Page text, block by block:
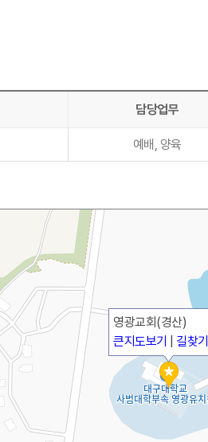
담당업무
예배, 양육
영광교회(경산)
큰지도보기
길찾기